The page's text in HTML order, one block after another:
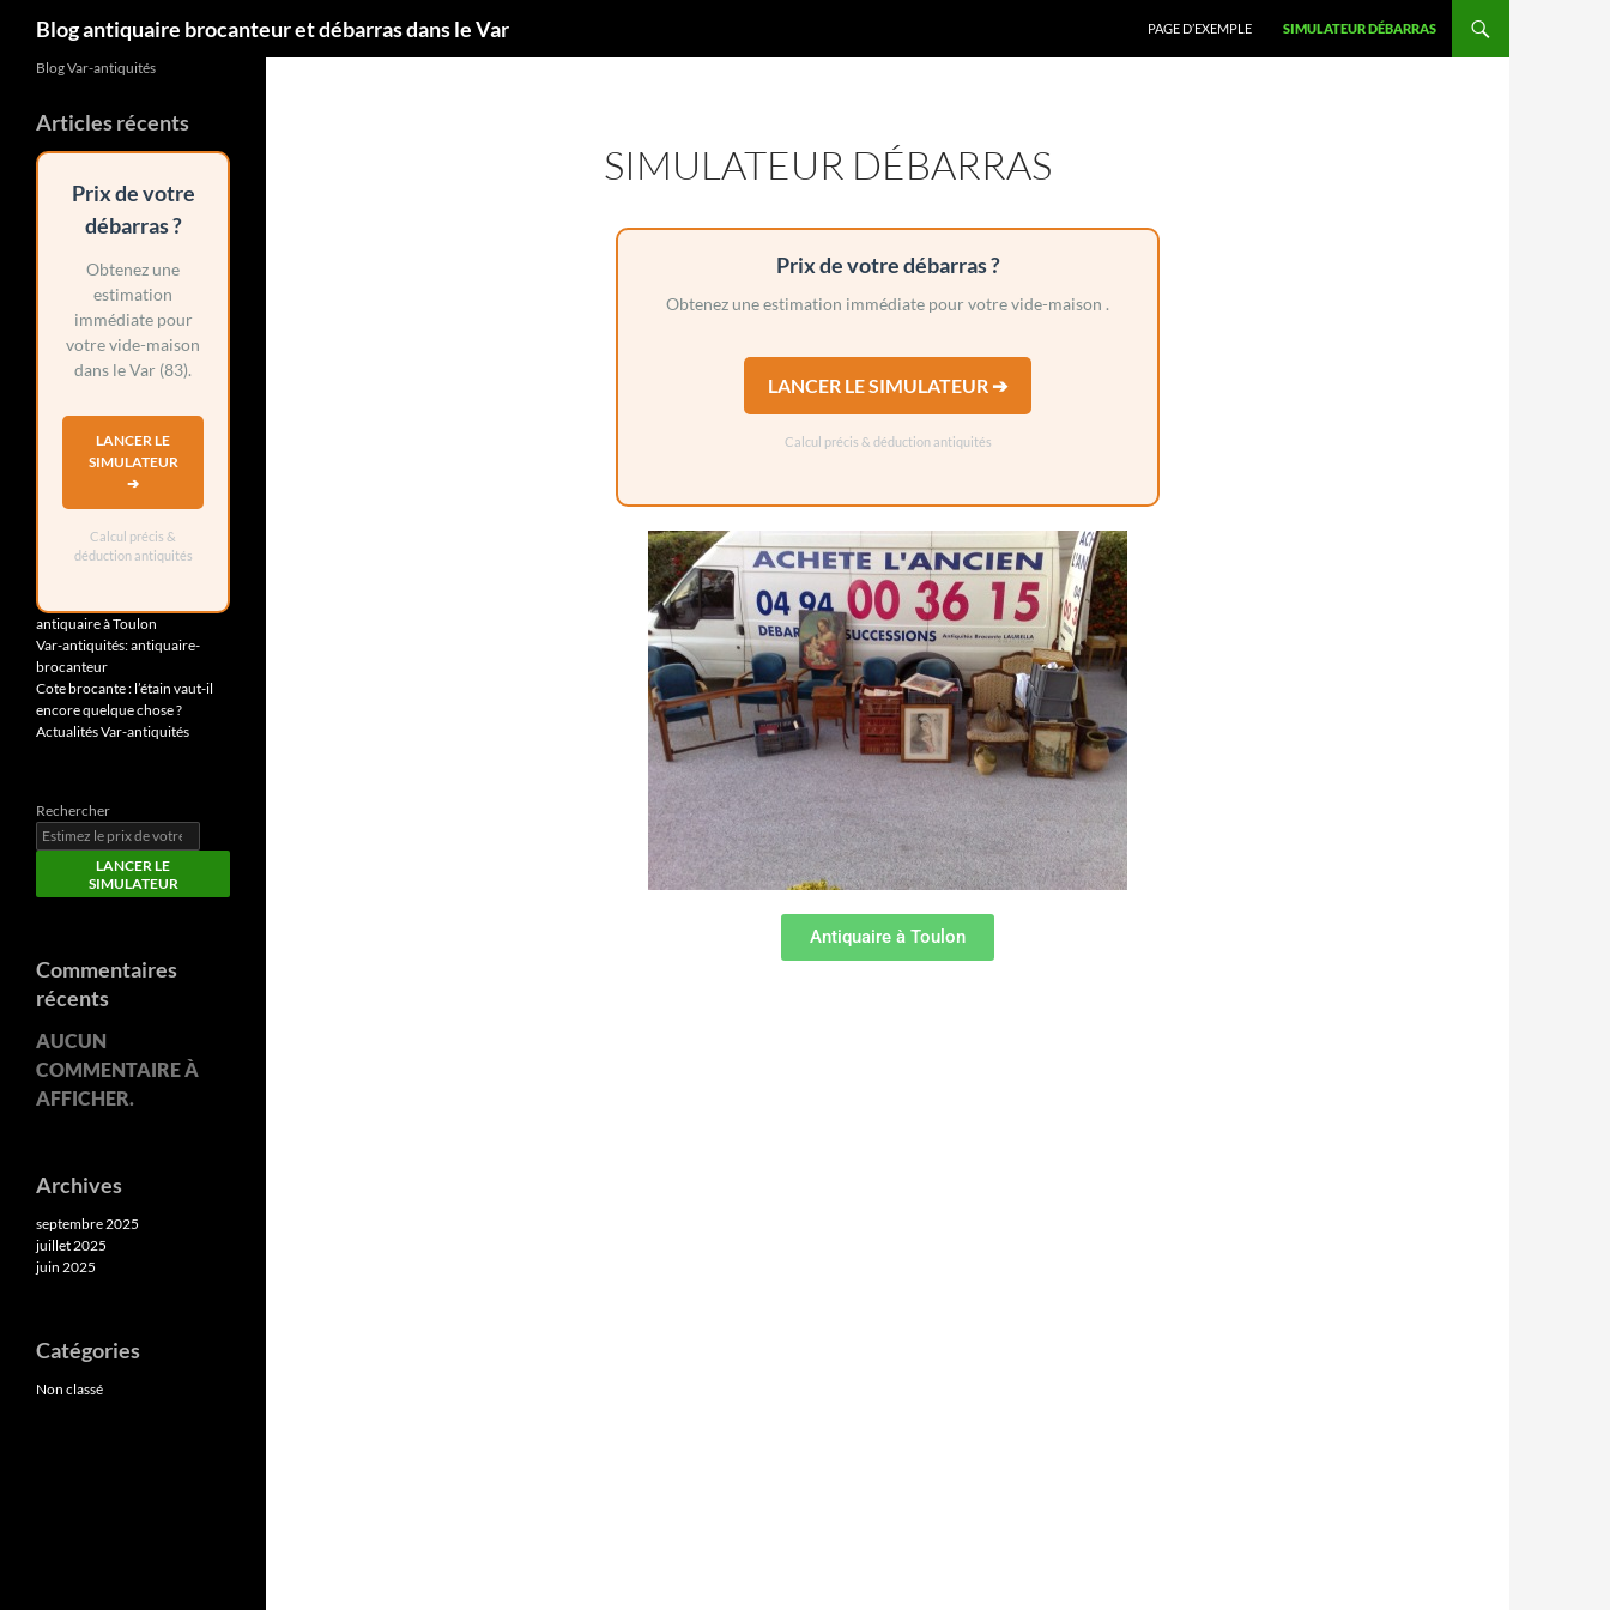
Blog antiquaire brocanteur et débarras dans le Var PAGE D’EXEMPLE SIMULATEUR DÉBARRAS
SIMULATEUR DÉBARRAS
Prix de votre débarras ?
Obtenez une estimation immédiate pour votre vide-maison .
LANCER LE SIMULATEUR ➔
Calcul précis & déduction antiquités
Antiquaire à Toulon
Blog Var-antiquités
Articles récents
Prix de votre
débarras ?
Obtenez une
estimation
immédiate pour
votre vide-maison
dans le Var (83).
LANCER LE
SIMULATEUR
➔
Calcul précis &
déduction antiquités
antiquaire à Toulon
Var-antiquités: antiquaire-
brocanteur
Cote brocante : l’étain vaut-il
encore quelque chose ?
Actualités Var-antiquités
Rechercher
LANCER LE
SIMULATEUR
Commentaires
récents
AUCUN
COMMENTAIRE À
AFFICHER.
Archives
septembre 2025
juillet 2025
juin 2025
Catégories
Non classé